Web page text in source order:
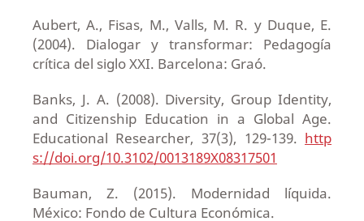
Aubert, A., Fisas, M., Valls, M. R. y Duque, E.
(2004). Dialogar y transformar: Pedagogía
crítica del siglo XXI. Barcelona: Graó.
Banks, J. A. (2008). Diversity, Group Identity,
and Citizenship Education in a Global Age.
Educational Researcher, 37(3), 129-139. http
s://doi.org/10.3102/0013189X08317501
Bauman, Z. (2015). Modernidad líquida.
México: Fondo de Cultura Económica.